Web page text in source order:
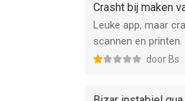
Crasht bij maken
Leuke app, maar
scannen en
door Bs